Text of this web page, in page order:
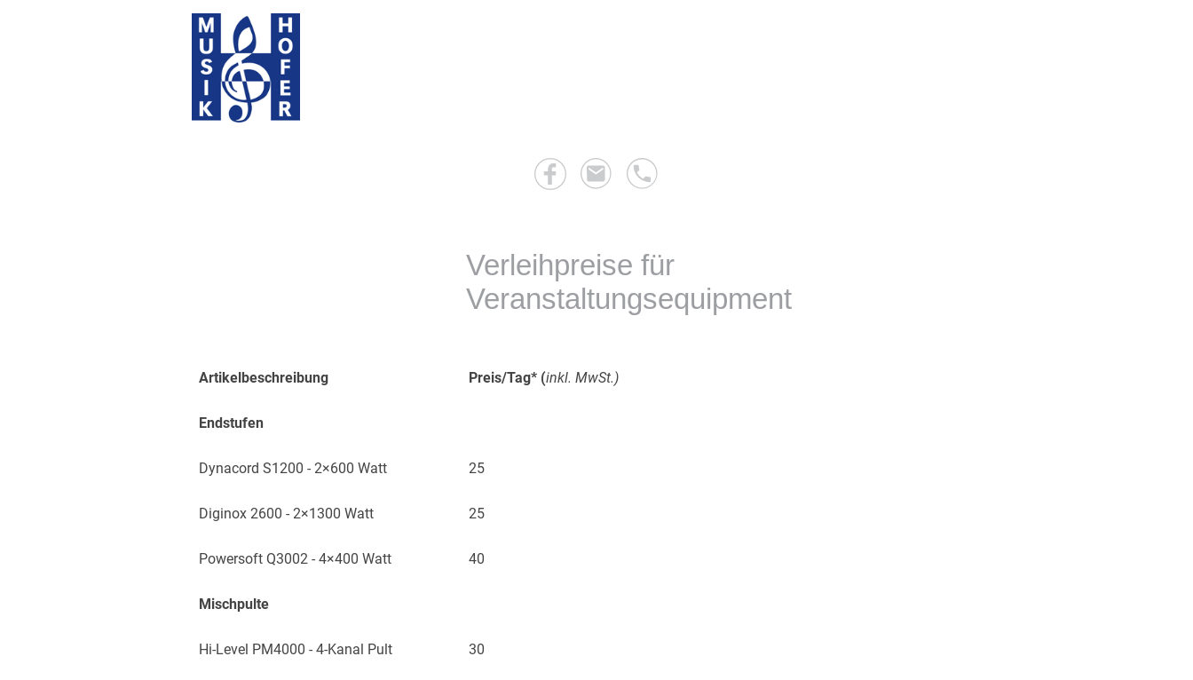
Verleihpreise für
Veranstaltungsequipment
Artikelbeschreibung Preis/Tag* (inkl. MwSt.)
Endstufen
Dynacord S1200 - 2×600 Watt 25
Diginox 2600 - 2×1300 Watt 25
Powersoft Q3002 - 4×400 Watt 40
Mischpulte
Hi-Level PM4000 - 4-Kanal Pult 30